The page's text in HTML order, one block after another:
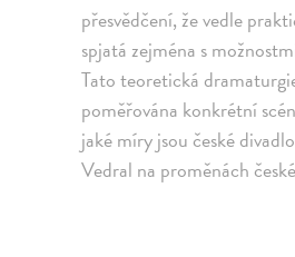
přesvědčení, že vedle
spjatá zejména s
Tato teoretická
poměřována konkrétní
jaké míry jsou české
Vedral na proměnách